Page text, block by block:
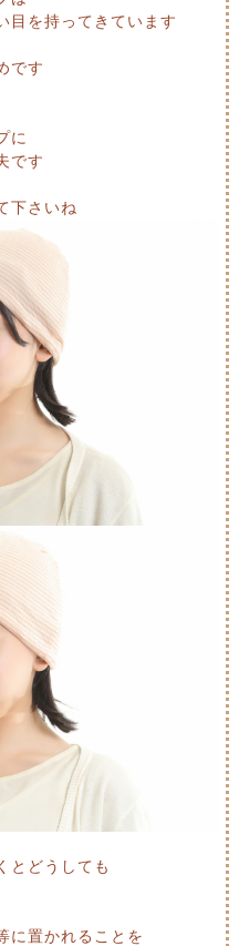
目を持ってきています
です
に
です
下さいね
とどうしても
に置かれることを